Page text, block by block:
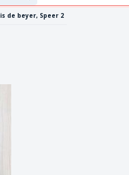
de beyer, Speer 2